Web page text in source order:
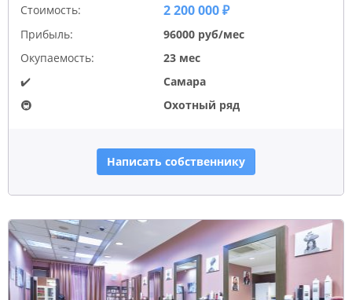
Стоимость: 2 200 000 ₽
Прибыль:
96000 руб/мес
Окупаемость:
23 мес
✔️
Самара
🚇
Охотный ряд
Написать собственнику